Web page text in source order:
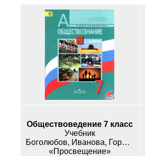
Обществоведение 7 класс
Учебник
Боголюбов, Иванова, Городецкая
«Просвещение»